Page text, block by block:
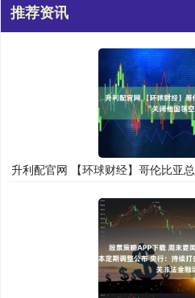
推荐资讯
升利配官网 【环球财经】哥伦比亚